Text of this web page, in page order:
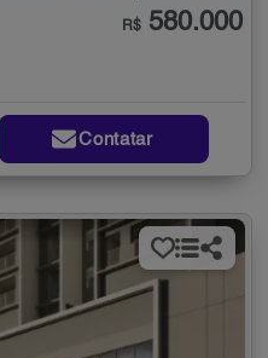
R$ 580.000
Contatar